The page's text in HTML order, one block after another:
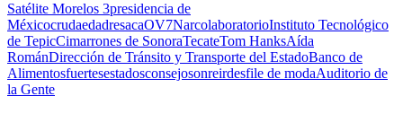
Satélite Morelos 3presidencia de
MéxicocrudaedadresacaOV7NarcolaboratorioInstituto Tecnológico
de TepicCimarrones de SonoraTecateTom HanksAída
RománDirección de Tránsito y Transporte del EstadoBanco de
Alimentosfuertesestadosconsejosonreirdesfile de modaAuditorio de
la Gente